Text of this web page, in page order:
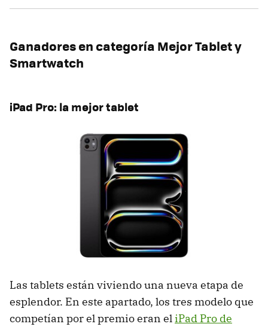
Ganadores en categoría Mejor Tablet y
Smartwatch
iPad Pro: la mejor tablet
Las tablets están viviendo una nueva etapa de
esplendor. En este apartado, los tres modelo que
competían por el premio eran eliPad Pro de